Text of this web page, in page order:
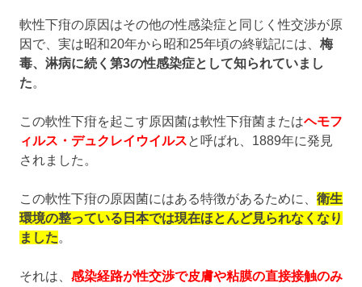
軟性下疳の原因はその他の性感染症と同じく性交渉が原
因で、実は昭和20年から昭和25年頃の終戦記には、 梅
毒、淋病に続く第3の性感染症として知られていまし
た。
この軟性下疳を起こす原因菌は軟性下疳菌またはヘモフ
ィルス・デュクレイウイルスと呼ばれ、1889年に発見
されました。
この軟性下疳の原因菌にはある特徴があるために、 衛生
環境の整っている日本では現在ほとんど見られなくなり
ました。
それは、 感染経路が性交渉で皮膚や粘膜の直接接触のみ